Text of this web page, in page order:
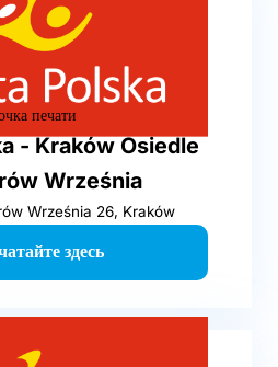
печати
- Kraków Osiedle
Września
Września 26, Kraków
здесь